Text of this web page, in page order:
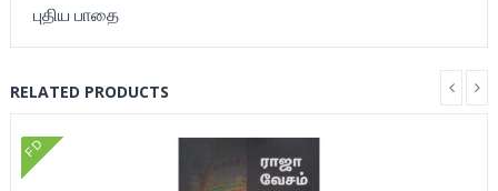
புதிய பாதை
RELATED PRODUCTS
FD